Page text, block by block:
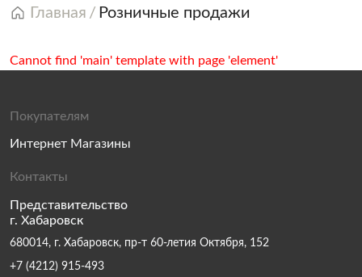
Главная Розничные продажи
Cannot find 'main' template with page 'element'
Покупателям
Интернет Магазины
Контакты
Представительство
г. Хабаровск
680014, г. Хабаровск, пр-т 60-летия Октября, 152
+7 (4212) 915-493